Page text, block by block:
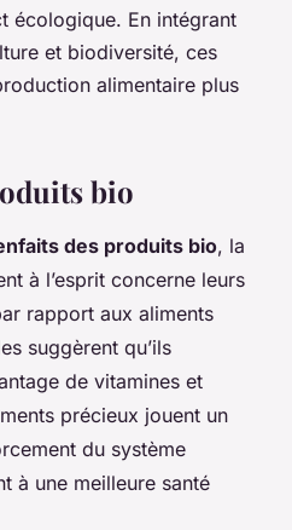
écologique. En intégrant
et biodiversité, ces
alimentaire plus
bio
des produits bio, la
à l’esprit concerne leurs
rapport aux aliments
suggèrent qu’ils
de vitamines et
précieux jouent un
du système
à une meilleure santé